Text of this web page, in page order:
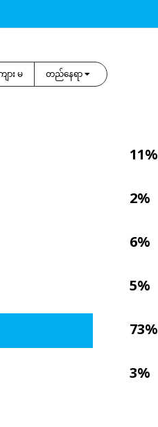
ျား မ တည်နေရာ
11%
2%
6%
5%
73%
3%